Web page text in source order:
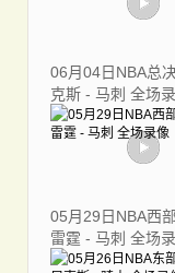
06月04日NBA总
克斯 - 马刺 全场
05月29日NBA西
雷霆 - 马刺 全场